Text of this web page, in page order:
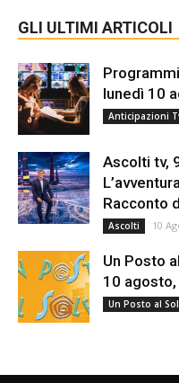
GLI ULTIMI ARTICOLI
lunedì 10
Anticipazioni
Ascolti tv,
Racconto
Ascolti 10
Un Posto
10 agosto,
Un Posto al